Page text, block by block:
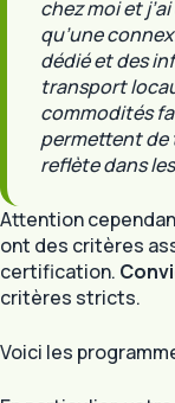
chez moi et
qu’une
dédié et des
transport
commodités
permettent de
reflète dans
Attention
ont des critères
certification.
critères stricts.
Voici les